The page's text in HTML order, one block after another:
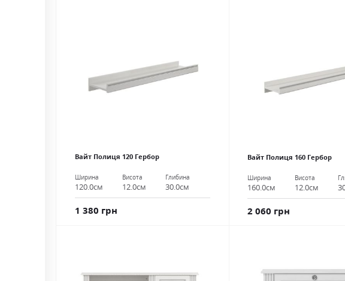
Вайт Полиця 120 Гербор
Ширина
120.0см
Висота
12.0см
Глибина
30.0см
1 380 грн
Вайт Полиця 160 Гербор
Ширина
160.0см
Висота
12.0см
2 060 грн